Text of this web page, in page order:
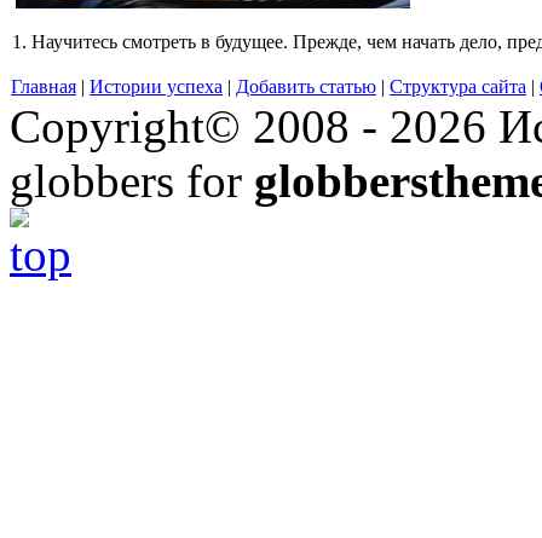
1. Научитесь смотреть в будущее. Прежде, чем начать дело,
Главная | Истории успеха | Добавить статью | Структура сайта |
Copyright© 2008 - 2026
globbers for